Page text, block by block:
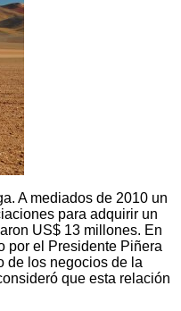
A mediados de 2010 un
para adquirir un
US$ 13 millones. En
por el Presidente Piñera
de los negocios de la
que esta relación